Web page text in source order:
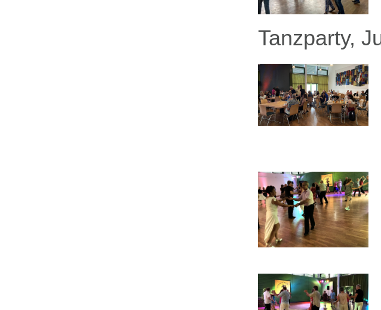
Tanzparty,